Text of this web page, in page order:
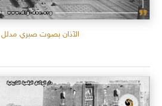
الآذان بصوت صبري مدلل